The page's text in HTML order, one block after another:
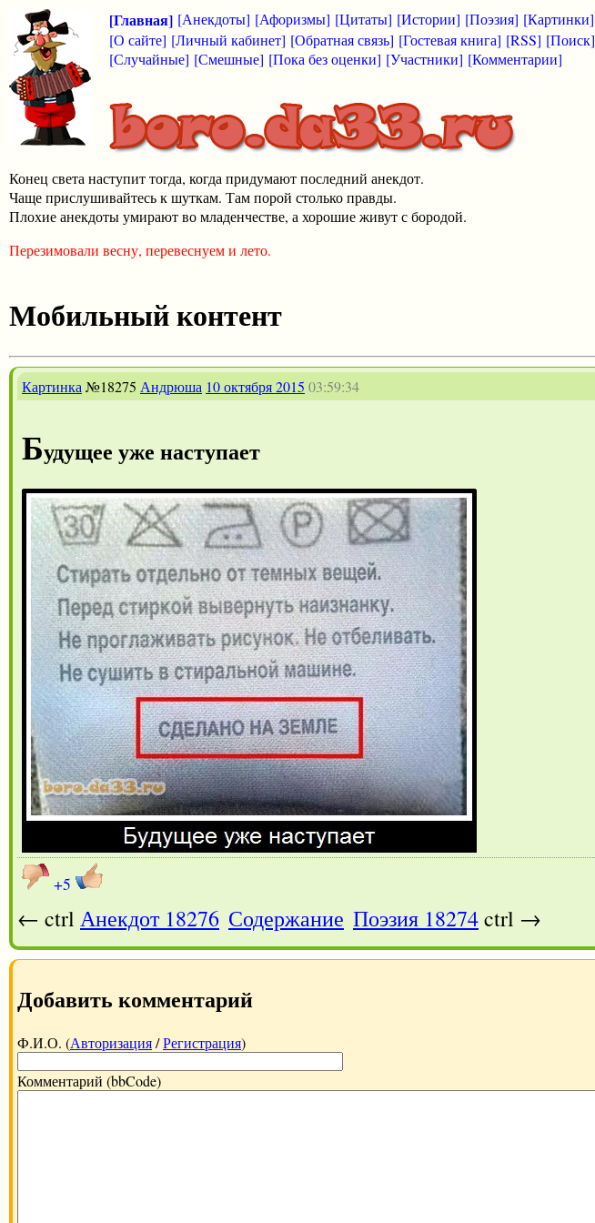
[Главная] [Анекдоты] [Афоризмы] [Цитаты] [Истории] [Поэзия] [Картинки]
[О сайте] [Личный кабинет] [Обратная связь] [Гостевая книга] [RSS] [Поиск]
[Случайные] [Смешные] [Пока без оценки] [Участники] [Комментарии]
Конец света наступит тогда, когда придумают последний анекдот.
Чаще прислушивайтесь к шуткам. Там порой столько правды.
Плохие анекдоты умирают во младенчестве, а хорошие живут с бородой.
Перезимовали весну, перевеснуем и лето.
Мобильный контент
Картинка №18275 Андрюша 10 октября 2015 03:59:34
Будущее уже наступает
+5
← ctrl Анекдот 18276 Содержание Поэзия 18274ctrl →
Добавить комментарий
Ф.И.О. (Авторизация/Регистрация)
Комментарий (bbCode)